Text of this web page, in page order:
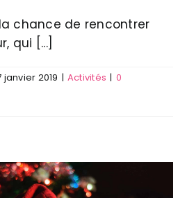
chance de rencontrer
qui [...]
janvier 2019 | Activités | 0